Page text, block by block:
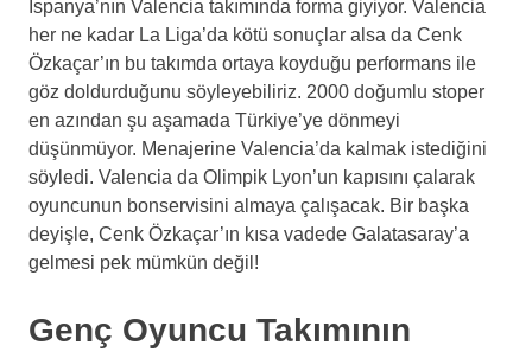
İspanya’nın Valencia takımında forma giyiyor. Valencia
her ne kadar La Liga’da kötü sonuçlar alsa da Cenk
Özkaçar’ın bu takımda ortaya koyduğu performans ile
göz doldurduğunu söyleyebiliriz. 2000 doğumlu stoper
en azından şu aşamada Türkiye’ye dönmeyi
düşünmüyor. Menajerine Valencia’da kalmak istediğini
söyledi. Valencia da Olimpik Lyon’un kapısını çalarak
oyuncunun bonservisini almaya çalışacak. Bir başka
deyişle, Cenk Özkaçar’ın kısa vadede Galatasaray’a
gelmesi pek mümkün değil!
Genç Oyuncu Takımının